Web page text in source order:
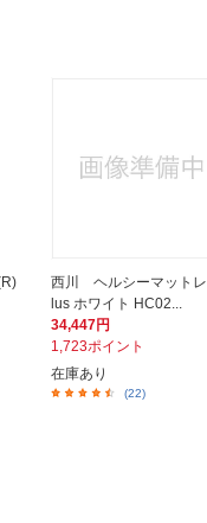
西川 ヘルシーマット
lus ホワイト HC02...
34,447円
1,723ポイント
在庫あり
(22)